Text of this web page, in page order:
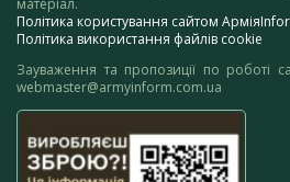
матеріал.
Політика користування сайтом
Політика використання файлів cookie
Зауваження та пропозиції по роботі
webmaster@armyinform.com.ua